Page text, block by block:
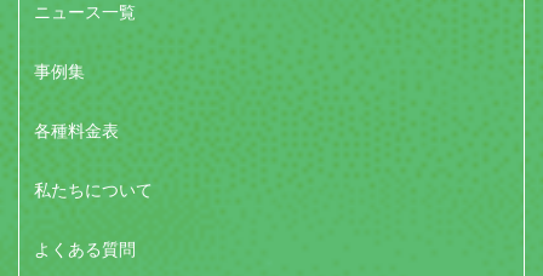
ニュース一覧
事例集
各種料金表
私たちについて
よくある質問